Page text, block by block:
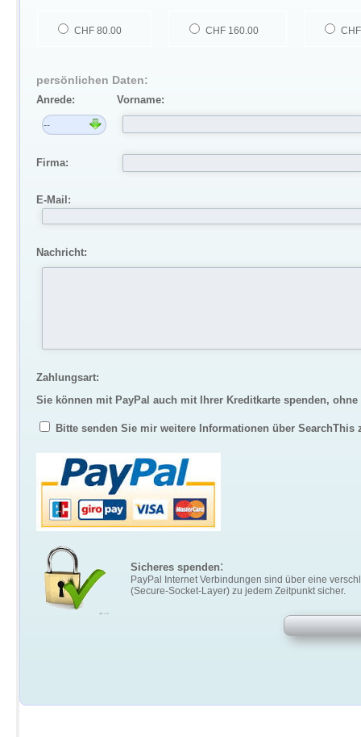
CHF 80.00 CHF 160.00
persönlichen Daten:
Anrede: Vorname:
Firma:
E-Mail:
Nachricht:
Zahlungsart:
Sie können mit PayPal auch mit Ihrer Kreditkarte spenden,
Bitte senden Sie mir weitere Informationen über SearchThis
Sicheres spenden:
PayPal Internet Verbindungen sind über eine
(Secure-Socket-Layer) zu jedem Zeitpunkt sicher.